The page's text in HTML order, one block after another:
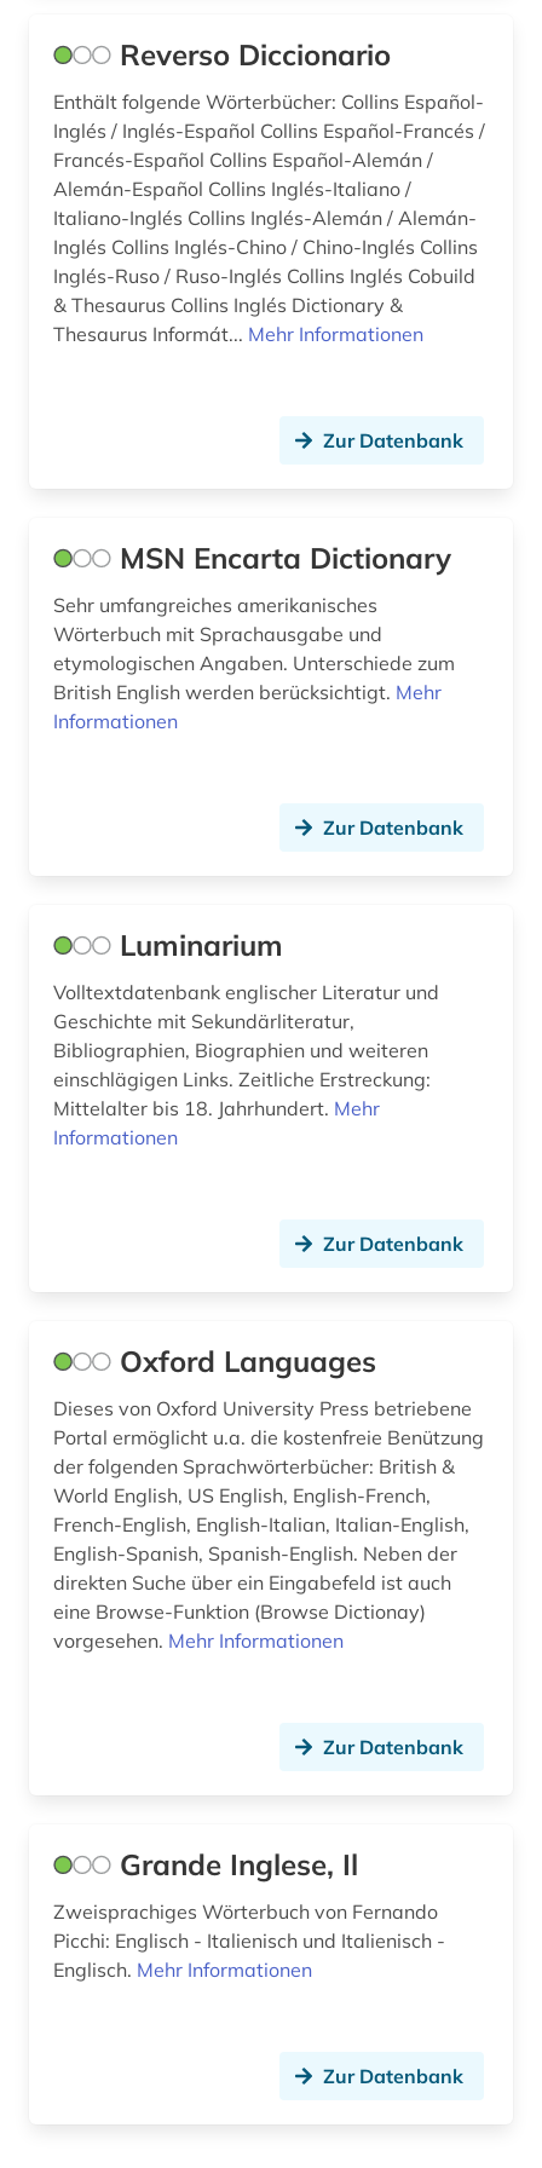
rumänisch (1)
russisch (14)
sanskrit (1)
sardisch (1)
schriftsteller (6)
slang (2)
slowakisch (1)
sprachdidaktik (1)
sprachpraxis (3)
sprachunterricht (2)
sprachvariante (2)
streaming (2)
synonym (3)
tamil (1)
technik (6)
telekommunikation (1)
telugu-sprache (1)
tourismus (1)
tschechisch (5)
türkisch (6)
Reverso Diccionario
Enthält folgende Wörterbücher: Collins Español-
Inglés / Inglés-Español Collins Español-Francés /
Francés-Español Collins Español-Alemán /
Alemán-Español Collins Inglés-Italiano /
Italiano-Inglés Collins Inglés-Alemán / Alemán-
Inglés Collins Inglés-Chino / Chino-Inglés Collins
Inglés-Ruso / Ruso-Inglés Collins Inglés Cobuild
& Thesaurus Collins Inglés Dictionary &
Thesaurus Informát... Mehr Informationen
Zur Datenbank
MSN Encarta Dictionary
Sehr umfangreiches amerikanisches
Wörterbuch mit Sprachausgabe und
etymologischen Angaben. Unterschiede zum
British English werden berücksichtigt. Mehr
Informationen
Zur Datenbank
Luminarium
Volltextdatenbank englischer Literatur und
Geschichte mit Sekundärliteratur,
Bibliographien, Biographien und weiteren
einschlägigen Links. Zeitliche Erstreckung:
Mittelalter bis 18. Jahrhundert. Mehr
Informationen
Zur Datenbank
Oxford Languages
Dieses von Oxford University Press betriebene
Portal ermöglicht u.a. die kostenfreie Benützung
der folgenden Sprachwörterbücher: British &
World English, US English, English-French,
French-English, English-Italian, Italian-English,
English-Spanish, Spanish-English. Neben der
direkten Suche über ein Eingabefeld ist auch
eine Browse-Funktion (Browse Dictionay)
vorgesehen. Mehr Informationen
Zur Datenbank
Grande Inglese, Il
Zweisprachiges Wörterbuch von Fernando
Picchi: Englisch - Italienisch und Italienisch -
Englisch. Mehr Informationen
Zur Datenbank